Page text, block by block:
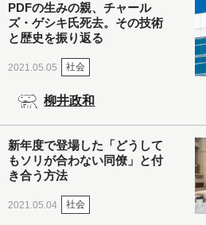
PDFの生みの親、チャール
ズ・ゲシキ氏死去。その技術
と歴史を振り返る
2021.05.05 社会
柳井政和
新年度で登場した「どうして
もソリが合わない同僚」と付
き合う方法
2021.05.04 社会